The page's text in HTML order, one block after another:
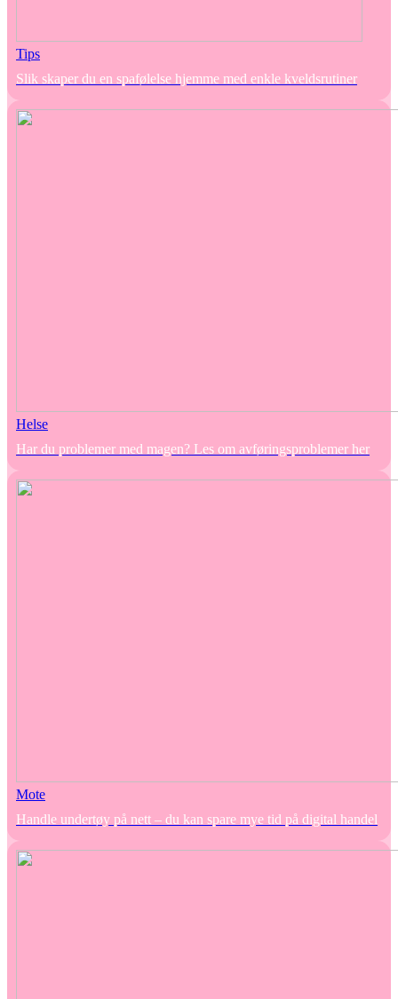
Tips
Slik skaper du en spafølelse hjemme med enkle kveldsrutiner
Helse
Har du problemer med magen? Les om avføringsproblemer her
Mote
Handle undertøy på nett – du kan spare mye tid på digital handel